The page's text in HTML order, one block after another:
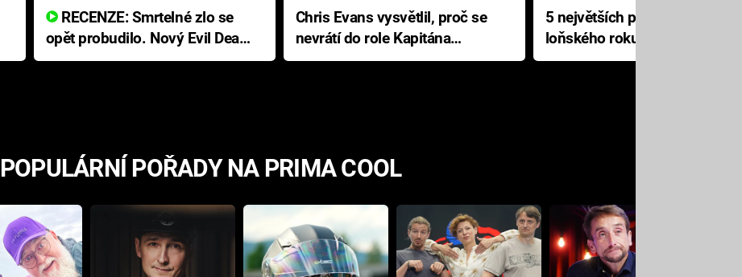
RECENZE: Smrtelné zlo se
opět probudilo. Nový Evil Dead
přichází s neodolatelnou
Chris Evans vysvětlil, proč se
nevrátí do role Kapitána
Ameriky
5 největších propadáků
loňského roku: Disney na
jediné katastrofě prodělal 200
POPULÁRNÍ POŘADY NA PRIMA COOL